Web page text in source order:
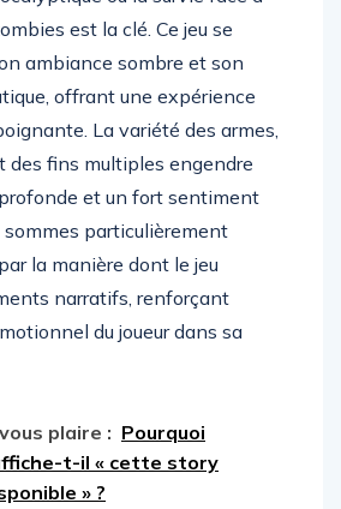
où la survie face à
est la clé. Ce jeu se
ambiance sombre et son
offrant une expérience
La variété des armes,
des fins multiples engendre
et un fort sentiment
sommes particulièrement
la manière dont le jeu
narratifs, renforçant
du joueur dans sa
plaire : Pourquoi
t-il « cette story